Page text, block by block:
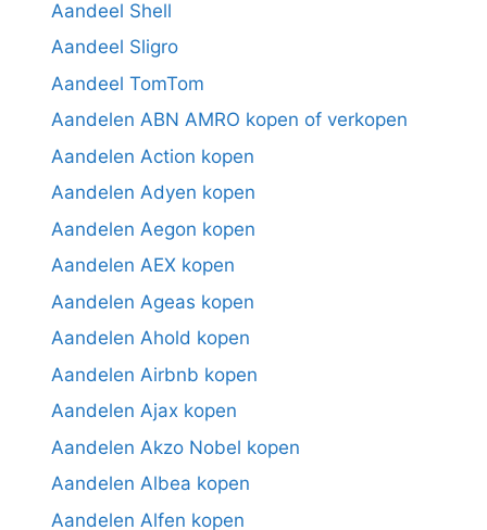
Aandeel Shell
Aandeel Sligro
Aandeel TomTom
Aandelen ABN AMRO kopen of verkopen
Aandelen Action kopen
Aandelen Adyen kopen
Aandelen Aegon kopen
Aandelen AEX kopen
Aandelen Ageas kopen
Aandelen Ahold kopen
Aandelen Airbnb kopen
Aandelen Ajax kopen
Aandelen Akzo Nobel kopen
Aandelen Albea kopen
Aandelen Alfen kopen